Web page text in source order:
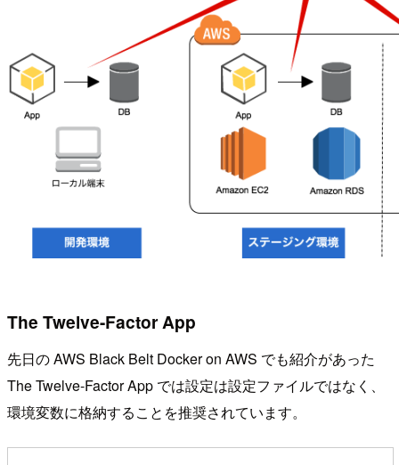
The Twelve-Factor App
先日の AWS Black Belt Docker on AWS でも紹介があった
The Twelve-Factor App では設定は設定ファイルではなく、
環境変数に格納することを推奨されています。